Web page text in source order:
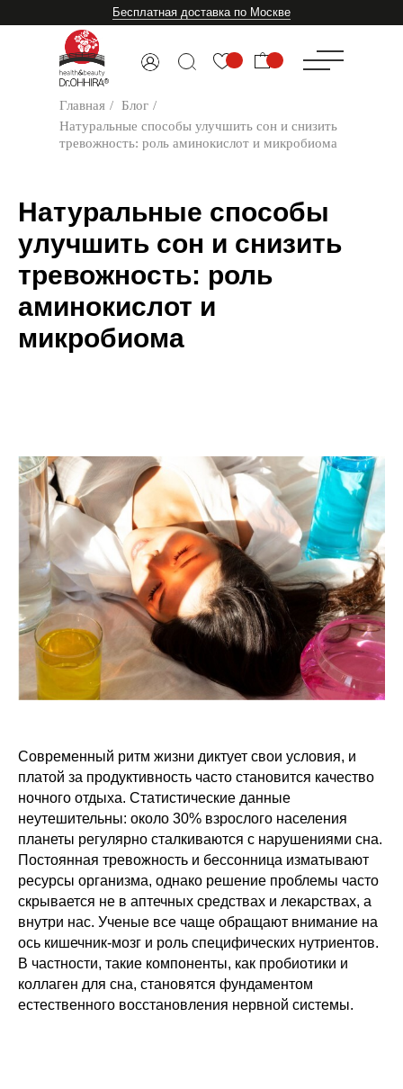
Бесплатная доставка по Москве
Главная / Блог /
Натуральные способы улучшить сон и снизить
тревожность: роль аминокислот и микробиома
Натуральные способы
улучшить сон и снизить
тревожность: роль
аминокислот и
микробиома
Современный ритм жизни диктует свои условия, и
платой за продуктивность часто становится качество
ночного отдыха. Статистические данные
неутешительны: около 30% взрослого населения
планеты регулярно сталкиваются с нарушениями сна.
Постоянная тревожность и бессонница изматывают
ресурсы организма, однако решение проблемы часто
скрывается не в аптечных средствах и лекарствах, а
внутри нас. Ученые все чаще обращают внимание на
ось кишечник-мозг и роль специфических нутриентов.
В частности, такие компоненты, как пробиотики и
коллаген для сна, становятся фундаментом
естественного восстановления нервной системы.